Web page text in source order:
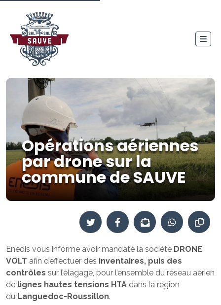
Opérations aériennes
par drone sur la
commune de SAUVE
Enedis vous informe avoir mandaté la société DRONE
VOLT afin d’effectuer des inventaires, puis des
contrôles sur l’élagage, pour l’ensemble du réseau aérien
de lignes hautes tensions HTA dans la région
du Languedoc-Roussillon.